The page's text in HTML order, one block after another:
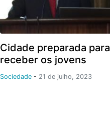
Cidade preparada para
receber os jovens
Sociedade - 21 de julho, 2023